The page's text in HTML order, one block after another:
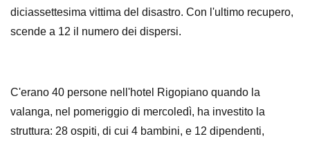
diciassettesima vittima del disastro. Con l'ultimo recupero,
scende a 12 il numero dei dispersi.
C'erano 40 persone nell'hotel Rigopiano quando la
valanga, nel pomeriggio di mercoledì, ha investito la
struttura: 28 ospiti, di cui 4 bambini, e 12 dipendenti,